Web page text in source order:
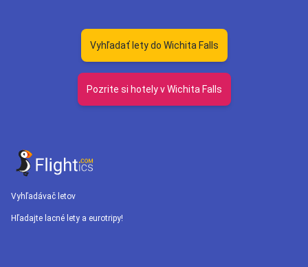
Vyhľadať lety do Wichita Falls
Pozrite si hotely v Wichita Falls
Vyhľadávač letov
Hľadajte lacné lety a eurotripy!